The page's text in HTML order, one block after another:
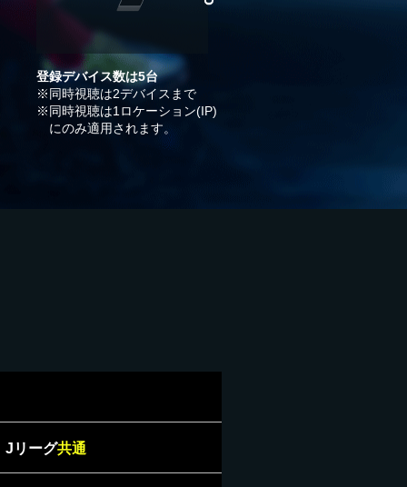
登録デバイス数は5台
※同時視聴は2デバイスまで
※同時視聴は1ロケーション(IP)
にのみ適用されます。
Jリーグ共通